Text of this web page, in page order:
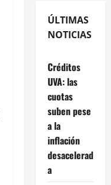
ÚLTIMAS
NOTICIAS
Créditos
UVA: las
cuotas
suben pese
a la
inflación
desacelerad
a